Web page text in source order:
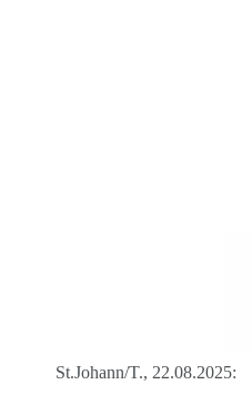
St.Johann/T., 22.08.2025: